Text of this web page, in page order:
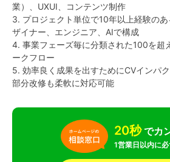
業）、UXUI、コンテンツ制作
3. プロジェクト単位で10年以上経験の
ザイナー、エンジニア、AIで構成
4. 事業フェーズ毎に分類された100を超
ークフロー
5. 効率良く成果を出すためにCVインパ
部分改修も柔軟に対応可能
20秒でカ
1営業日以内に